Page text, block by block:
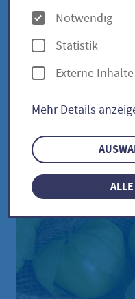
Tomatillo /
philadelphica
O
p
t
i
e
n
Notwendig
Statistik
Externe Inhalte
Mehr Details